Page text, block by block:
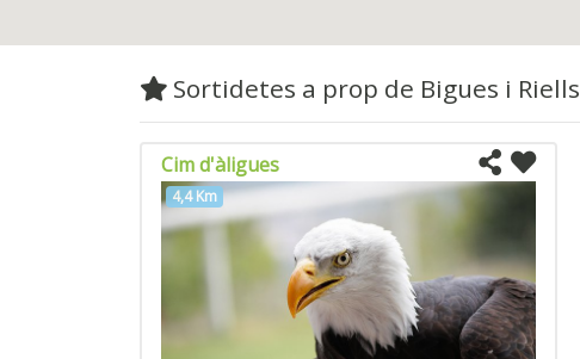
Sortidetes a prop de Bigues i Riells
Cim d'àligues
4,4 Km